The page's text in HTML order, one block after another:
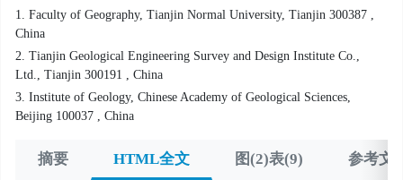
1. Faculty of Geography, Tianjin Normal University, Tianjin 300387 ,
China
2. Tianjin Geological Engineering Survey and Design Institute Co.,
Ltd., Tianjin 300191 , China
3. Institute of Geology, Chinese Academy of Geological Sciences,
Beijing 100037 , China
摘要 HTML全文 图(2)表(9) 参考文